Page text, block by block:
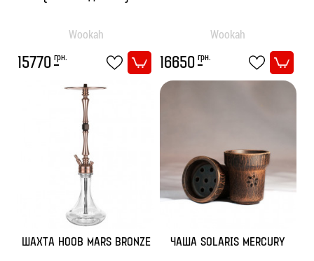
Wookah
15770 грн.
Wookah
16650 грн.
ШАХТА HOOB MARS BRONZE ЧАША SOLARIS MERCURY